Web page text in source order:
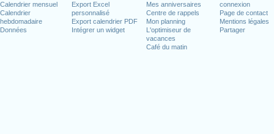
Calendrier mensuel
Calendrier
hebdomadaire
Données
Export Excel
personnalisé
Export calendrier PDF
Intégrer un widget
Mes anniversaires
Centre de rappels
Mon planning
L'optimiseur de
vacances
Café du matin
connexion
Page de contact
Mentions légales
Partager